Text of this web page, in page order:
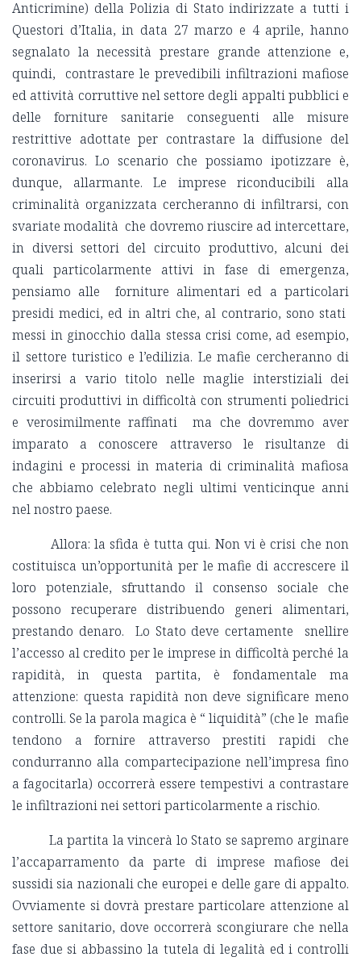
Anticrimine) della Polizia di Stato indirizzate a tutti i
Questori d’Italia, in data 27 marzo e 4 aprile, hanno
segnalato la necessità prestare grande attenzione e,
quindi, contrastare le prevedibili infiltrazioni mafiose
ed attività corruttive nel settore degli appalti pubblici e
delle forniture sanitarie conseguenti alle misure
restrittive adottate per contrastare la diffusione del
coronavirus. Lo scenario che possiamo ipotizzare è,
dunque, allarmante. Le imprese riconducibili alla
criminalità organizzata cercheranno di infiltrarsi, con
svariate modalità che dovremo riuscire ad intercettare,
in diversi settori del circuito produttivo, alcuni dei
quali particolarmente attivi in fase di emergenza,
pensiamo alle forniture alimentari ed a particolari
presidi medici, ed in altri che, al contrario, sono stati
messi in ginocchio dalla stessa crisi come, ad esempio,
il settore turistico e l’edilizia. Le mafie cercheranno di
inserirsi a vario titolo nelle maglie interstiziali dei
circuiti produttivi in difficoltà con strumenti poliedrici
e verosimilmente raffinati ma che dovremmo aver
imparato a conoscere attraverso le risultanze di
indagini e processi in materia di criminalità mafiosa
che abbiamo celebrato negli ultimi venticinque anni
nel nostro paese.
Allora: la sfida è tutta qui. Non vi è crisi che non
costituisca un’opportunità per le mafie di accrescere il
loro potenziale, sfruttando il consenso sociale che
possono recuperare distribuendo generi alimentari,
prestando denaro. Lo Stato deve certamente snellire
l’accesso al credito per le imprese in difficoltà perché la
rapidità, in questa partita, è fondamentale ma
attenzione: questa rapidità non deve significare meno
controlli. Se la parola magica è “ liquidità” (che le mafie
tendono a fornire attraverso prestiti rapidi che
condurranno alla compartecipazione nell’impresa fino
a fagocitarla) occorrerà essere tempestivi a contrastare
le infiltrazioni nei settori particolarmente a rischio.
La partita la vincerà lo Stato se sapremo arginare
l’accaparramento da parte di imprese mafiose dei
sussidi sia nazionali che europei e delle gare di appalto.
Ovviamente si dovrà prestare particolare attenzione al
settore sanitario, dove occorrerà scongiurare che nella
fase due si abbassino la tutela di legalità ed i controlli